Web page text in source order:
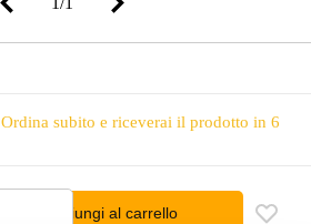
Ordina subito e riceverai il prodotto in 6
Aggiungi al carrello